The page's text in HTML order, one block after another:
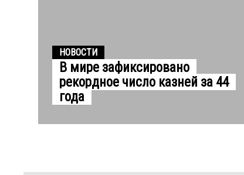
НОВОСТИ
В мире зафиксировано
рекордное число казней за 44
года